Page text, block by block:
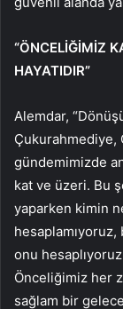
“ÖNCELİĞİMİZ
HAYATIDIR”
Alemdar,
Çukurahmediye,
gündemimizde
kat ve üzeri. Bu
yaparken kimin
hesaplamıyoruz,
onu
Önceliğimiz her
sağlam bir